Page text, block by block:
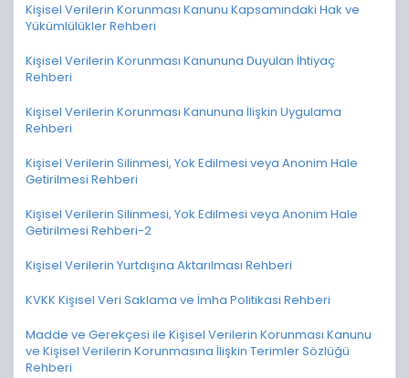
Kişisel Verilerin Korunması Kanunu Kapsamındaki Hak ve
Yükümlülükler Rehberi
Kişisel Verilerin Korunması Kanununa Duyulan İhtiyaç
Rehberi
Kişisel Verilerin Korunması Kanununa İlişkin Uygulama
Rehberi
Kişisel Verilerin Silinmesi, Yok Edilmesi veya Anonim Hale
Getirilmesi Rehberi
Kişisel Verilerin Silinmesi, Yok Edilmesi veya Anonim Hale
Getirilmesi Rehberi-2
Kişisel Verilerin Yurtdışına Aktarılması Rehberi
KVKK Kişisel Veri Saklama ve İmha Politikasi Rehberi
Madde ve Gerekçesi ile Kişisel Verilerin Korunması Kanunu
ve Kişisel Verilerin Korunmasına İlişkin Terimler Sözlüğü
Rehberi